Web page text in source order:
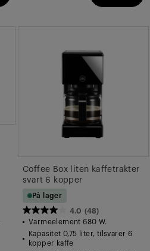
Coffee Box liten kaffetrakter
svart 6 kopper
På lager
4.0 (48)
4.0
av
Varmeelement 680 W.
Kapasitet 0,75 liter, tilsvarer 6
kopper kaffe